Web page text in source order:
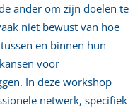
ander om zijn doelen te
niet bewust van hoe
en binnen hun
voor
In deze workshop
netwerk, specifiek